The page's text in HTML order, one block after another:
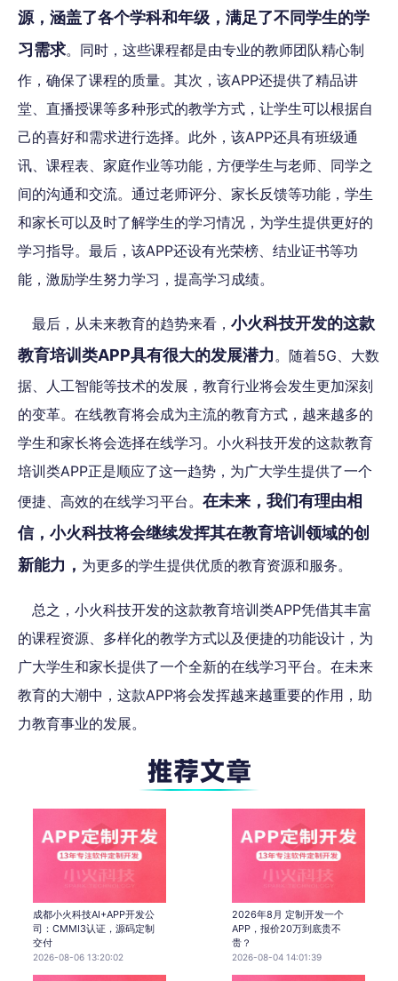
源，涵盖了各个学科和年级，满足了不同学生的学
习需求。同时，这些课程都是由专业的教师团队精心制
作，确保了课程的质量。其次，该APP还提供了精品讲
堂、直播授课等多种形式的教学方式，让学生可以根据自
己的喜好和需求进行选择。此外，该APP还具有班级通
讯、课程表、家庭作业等功能，方便学生与老师、同学之
间的沟通和交流。通过老师评分、家长反馈等功能，学生
和家长可以及时了解学生的学习情况，为学生提供更好的
学习指导。最后，该APP还设有光荣榜、结业证书等功
能，激励学生努力学习，提高学习成绩。
最后，从未来教育的趋势来看， 小火科技开发的这款
教育培训类APP具有很大的发展潜力。随着5G、大数
据、人工智能等技术的发展，教育行业将会发生更加深刻
的变革。在线教育将会成为主流的教育方式，越来越多的
学生和家长将会选择在线学习。小火科技开发的这款教育
培训类APP正是顺应了这一趋势，为广大学生提供了一个
便捷、高效的在线学习平台。 在未来，我们有理由相
信，小火科技将会继续发挥其在教育培训领域的创
新能力， 为更多的学生提供优质的教育资源和服务。
总之，小火科技开发的这款教育培训类APP凭借其丰富
的课程资源、多样化的教学方式以及便捷的功能设计，为
广大学生和家长提供了一个全新的在线学习平台。在未来
教育的大潮中，这款APP将会发挥越来越重要的作用，助
力教育事业的发展。
成都小火科技AI+APP开发公
司：CMMI3认证，源码定制
交付
2026-08-06 13:20:02
2026年8月 定制开发一个
APP，报价20万到底贵不
贵？
2026-08-04 14:01:39